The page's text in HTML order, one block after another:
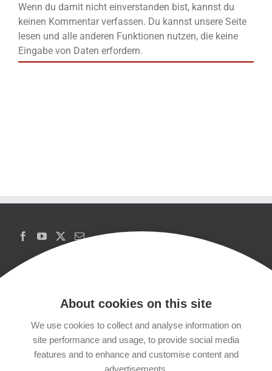
Wenn du damit nicht einverstanden bist, kannst du
keinen Kommentar verfassen. Du kannst unsere Seite
lesen und alle anderen Funktionen nutzen, die keine
Eingabe von Daten erfordern.
Copyrights
Datenschutzerklärung
About cookies on this site
We use cookies to collect and analyse information on
site performance and usage, to provide social media
features and to enhance and customise content and
advertisements.